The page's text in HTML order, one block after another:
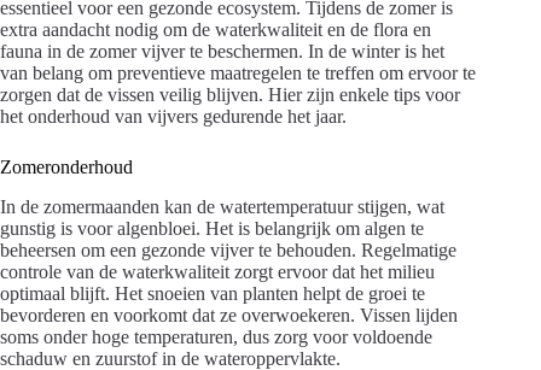
essentieel voor een gezonde ecosystem. Tijdens de zomer is
extra aandacht nodig om de waterkwaliteit en de flora en
fauna in de zomer vijver te beschermen. In de winter is het
van belang om preventieve maatregelen te treffen om ervoor te
zorgen dat de vissen veilig blijven. Hier zijn enkele tips voor
het onderhoud van vijvers gedurende het jaar.
Zomeronderhoud
In de zomermaanden kan de watertemperatuur stijgen, wat
gunstig is voor algenbloei. Het is belangrijk om algen te
beheersen om een gezonde vijver te behouden. Regelmatige
controle van de waterkwaliteit zorgt ervoor dat het milieu
optimaal blijft. Het snoeien van planten helpt de groei te
bevorderen en voorkomt dat ze overwoekeren. Vissen lijden
soms onder hoge temperaturen, dus zorg voor voldoende
schaduw en zuurstof in de wateroppervlakte.